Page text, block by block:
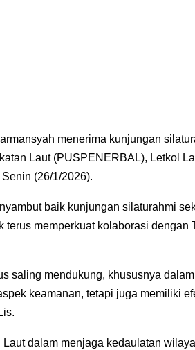
menerima kunjungan
Laut (PUSPENERBAL), Letkol
(26/1/2026).
baik kunjungan silaturahmi
memperkuat kolaborasi dengan
saling mendukung, khususnya
keamanan, tetapi juga memiliki
dalam menjaga kedaulatan